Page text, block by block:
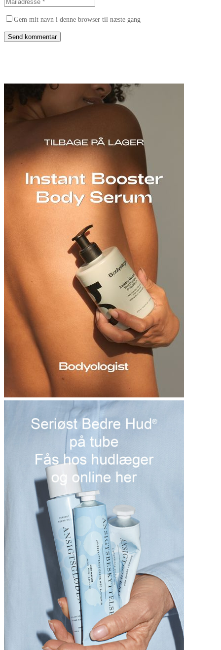
Gem mit navn i denne browser til næste gang